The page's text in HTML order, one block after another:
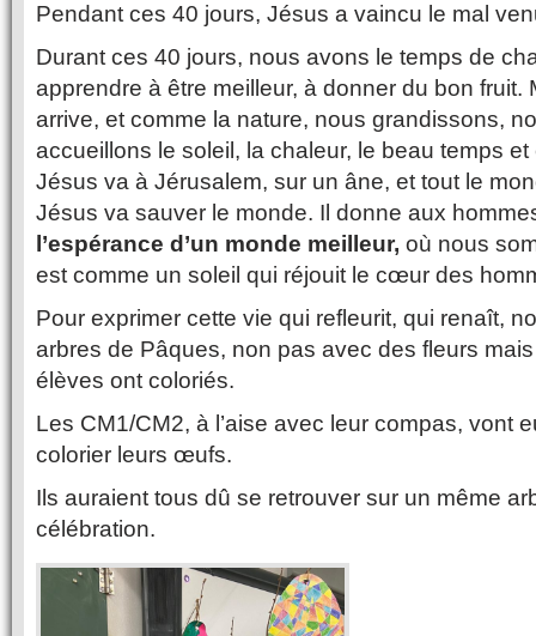
Pendant ces 40 jours, Jésus a vaincu le mal
Durant ces 40 jours, nous avons le temps de
apprendre à être meilleur, à donner du bon fruit.
arrive, et comme la nature, nous grandissons,
accueillons le soleil, la chaleur, le beau temps
Jésus va à Jérusalem, sur un âne, et tout le
Jésus va sauver le monde. Il donne aux
l’espérance d’un monde meilleur, où nous
est comme un soleil qui réjouit le cœur des
Pour exprimer cette vie qui refleurit, qui renaît,
arbres de Pâques, non pas avec des fleurs
élèves ont coloriés.
Les CM1/CM2, à l’aise avec leur compas, vont
colorier leurs œufs.
Ils auraient tous dû se retrouver sur un même
célébration.